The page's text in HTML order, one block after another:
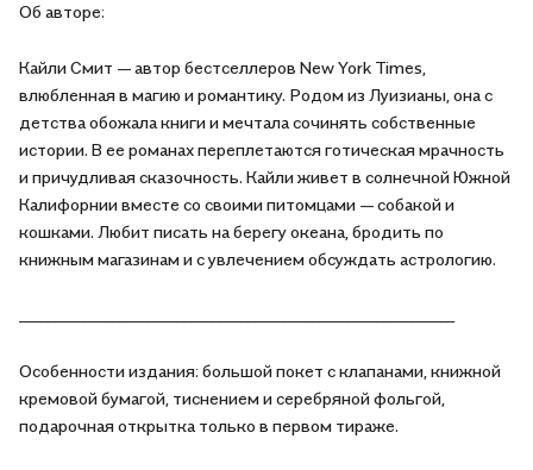
Об авторе:
Кайли Смит — автор бестселлеров New York Times,
влюбленная в магию и романтику. Родом из Луизианы, она с
детства обожала книги и мечтала сочинять собственные
истории. В ее романах переплетаются готическая мрачность
и причудливая сказочность. Кайли живет в солнечной Южной
Калифорнии вместе со своими питомцами — собакой и
кошками. Любит писать на берегу океана, бродить по
книжным магазинам и с увлечением обсуждать астрологию.
Особенности издания: большой покет с клапанами, книжной
кремовой бумагой, тиснением и серебряной фольгой,
подарочная открытка только в первом тираже.